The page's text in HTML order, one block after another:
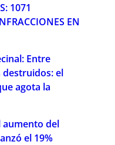
1071
EN
Entre
destruidos: el
agota la
aumento del
el 19%